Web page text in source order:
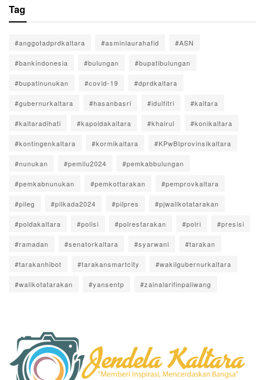
Tag
#anggotadprdkaltara #asminlaurahafid #ASN
#bankindonesia #bulungan #bupatibulungan
#bupatinunukan #covid-19 #dprdkaltara
#gubernurkaltara #hasanbasri #idulfitri #kaltara
#kaltaradihati #kapoldakaltara #khairul #konikaltara
#kontingenkaltara #kormikaltara #KPwBIprovinsikaltara
#nunukan #pemilu2024 #pemkabbulungan
#pemkabnunukan #pemkottarakan #pemprovkaltara
#pileg #pilkada2024 #pilpres #pjwalikotatarakan
#poldakaltara #polisi #polrestarakan #polri #presisi
#ramadan #senatorkaltara #syarwani #tarakan
#tarakanhibot #tarakansmartcity #wakilgubernurkaltara
#walikotatarakan #yansentp #zainalarifinpaliwang